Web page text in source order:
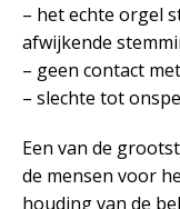
– het echte orgel
afwijkende
– geen contact
– slechte tot
Een van de
de mensen voor
houding van de